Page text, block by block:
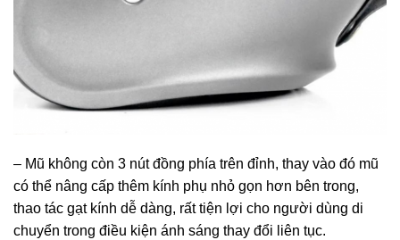
– Mũ không còn 3 nút đồng phía trên đỉnh, thay vào đó mũ
có thể nâng cấp thêm kính phụ nhỏ gọn hơn bên trong,
thao tác gạt kính dễ dàng, rất tiện lợi cho người dùng di
chuyển trong điều kiện ánh sáng thay đổi liên tục.